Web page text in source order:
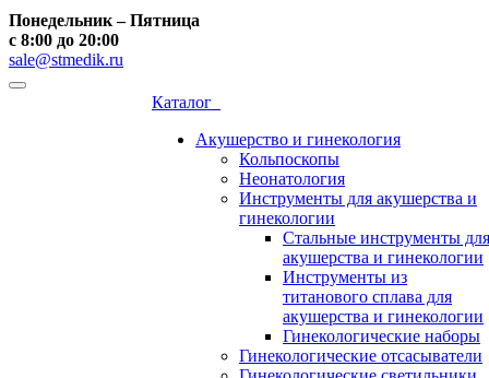
Понедельник – Пятница
с 8:00 до 20:00
sale@stmedik.ru
Каталог
Акушерство и гинекология
Кольпоскопы
Неонатология
Инструменты для акушерства и
гинекологии
Стальные инструменты для
акушерства и гинекологии
Инструменты из
титанового сплава для
акушерства и гинекологии
Гинекологические наборы
Гинекологические отсасыватели